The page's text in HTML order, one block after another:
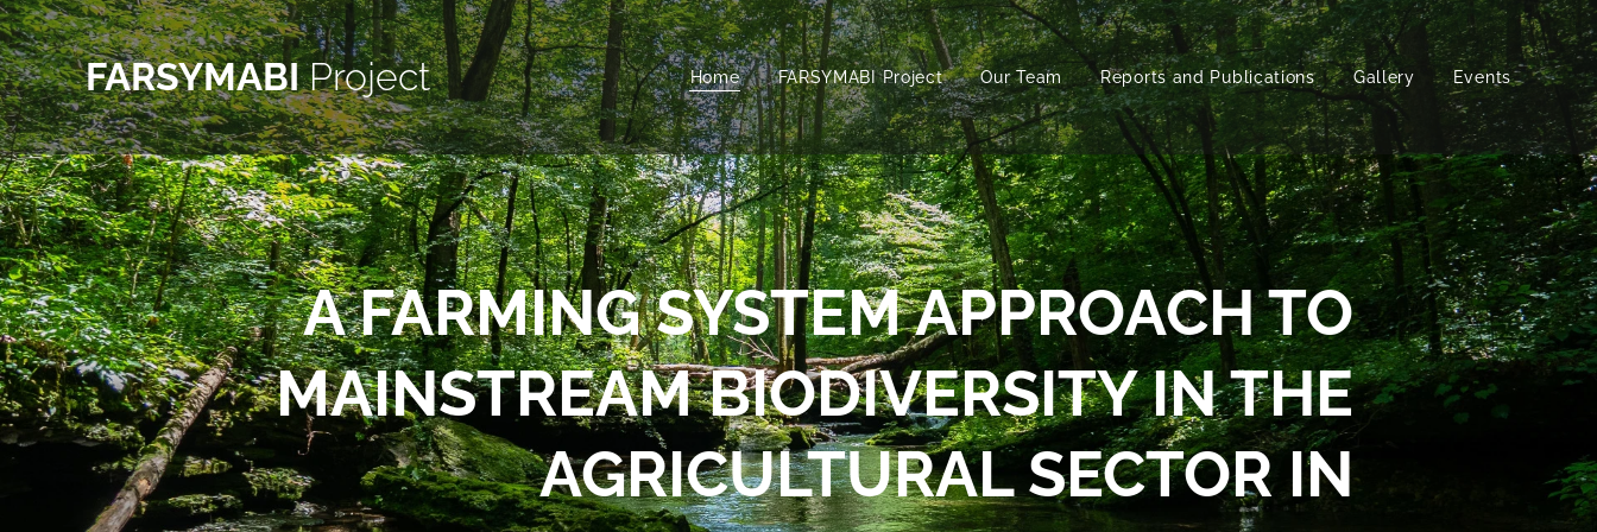
FARSYMABIProject Home FARSYMABI Project Our Team Reports and Publications Gallery Events
A FARMING SYSTEM APPROACH TO
MAINSTREAM BIODIVERSITY IN THE
AGRICULTURAL SECTOR IN